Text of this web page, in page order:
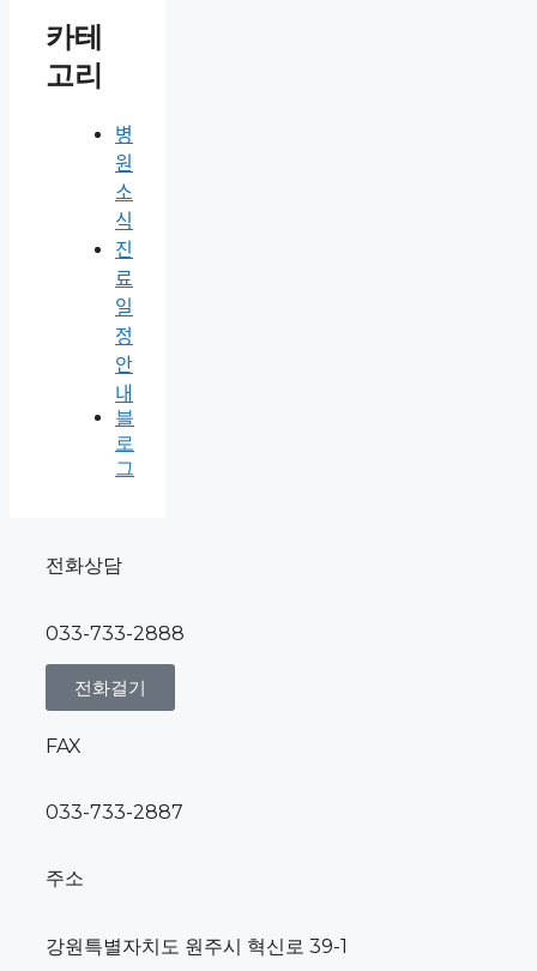
카테
고리
병
원
소
식
진
료
일
정
안
내
블
로
그
전화상담
033-733-2888
전화걸기
FAX
033-733-2887
주소
강원특별자치도 원주시 혁신로 39-1